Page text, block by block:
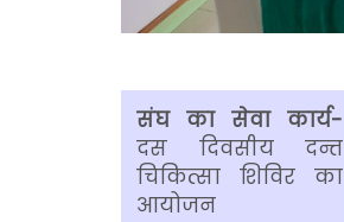
संघ का सेवा कार्य-
दस दिवसीय दन्त
चिकित्सा शिविर का
आयोजन